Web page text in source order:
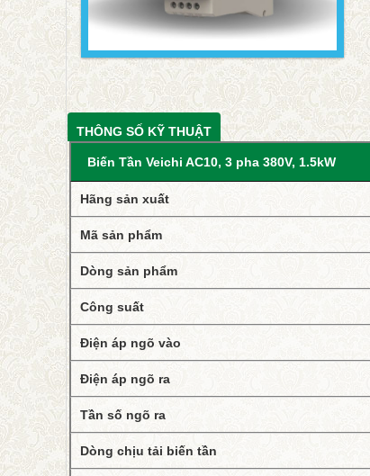
THÔNG SỐ KỸ THUẬT
Biến Tần Veichi AC10, 3 pha 380V, 1.5kW
Hãng sản xuất
Mã sản phẩm
Dòng sản phẩm
Công suất
Điện áp ngõ vào
Điện áp ngõ ra
Tần số ngõ ra
Dòng chịu tải biến tần